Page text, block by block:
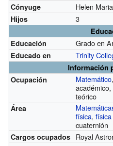
Cónyuge Helen
Hijos 3
Educación
Grado en
Educado en Trinity
Información
Ocupación
Matemático
académico,
teórico
Área
física,
cuaternión
Cargos ocupados Royal